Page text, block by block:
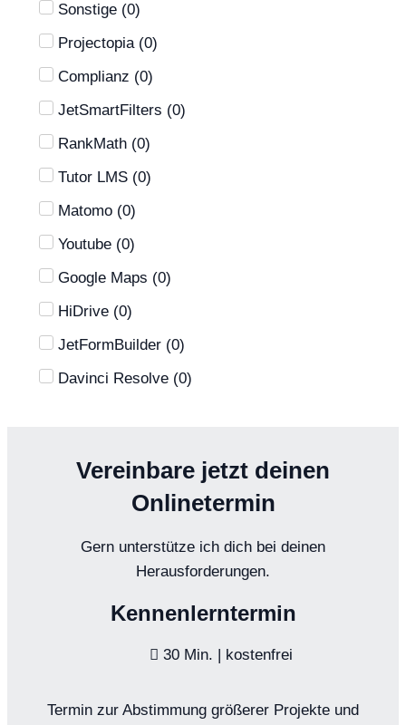
Sonstige (0)
Projectopia (0)
Complianz (0)
JetSmartFilters (0)
RankMath (0)
Tutor LMS (0)
Matomo (0)
Youtube (0)
Google Maps (0)
HiDrive (0)
JetFormBuilder (0)
Davinci Resolve (0)
Vereinbare jetzt deinen
Onlinetermin
Gern unterstütze ich dich bei deinen
Herausforderungen.
Kennenlerntermin
30 Min. | kostenfrei
Termin zur Abstimmung größerer Projekte und